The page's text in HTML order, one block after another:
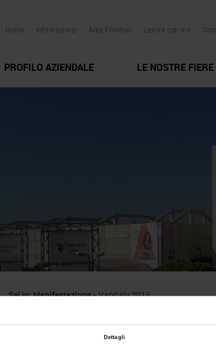
Dettagli
Home Info e servizi Area Fornitori Lavora con noi
PROFILO AZIENDALE LE NOSTRE FIERE
Sei in:Manifestazione>Vapitaly 2015
Vapitaly